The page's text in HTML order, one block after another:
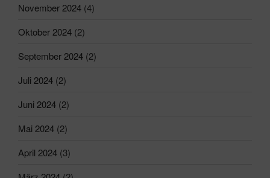
November 2024 (4)
Oktober 2024 (2)
September 2024 (2)
Juli 2024 (2)
Juni 2024 (2)
Mai 2024 (2)
April 2024 (3)